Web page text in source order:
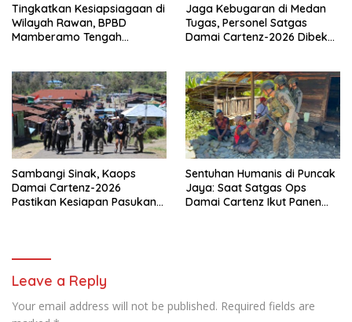
Tingkatkan Kesiapsiagaan di
Wilayah Rawan, BPBD
Mamberamo Tengah
Jaga Kebugaran di Medan
Tugas, Personel Satgas
Damai Cartenz-2026 Dibekali
Sambangi Sinak, Kaops
Damai Cartenz-2026
Pastikan Kesiapan Pasukan
Sentuhan Humanis di Puncak
Jaya: Saat Satgas Ops
Damai Cartenz Ikut Panen
Leave a Reply
Your email address will not be published. Required fields are